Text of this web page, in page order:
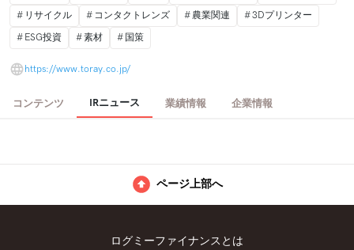
リサイクル
コンタクトレンズ 農業関連
3Dプリンター
ESG投資
素材 国策
https://www.toray.co.jp/
コンテンツ IRニュース 業績情報 企業情報
ページ上部へ
ログミーファイナンスとは